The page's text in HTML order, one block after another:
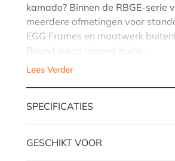
kamado? Binnen de RBGE-serie
meerdere afmetingen voor
EGG Frames en maatwerk
Bouwt u een nieuwe buite…
Lees Verder
SPECIFICATIES
GESCHIKT VOOR